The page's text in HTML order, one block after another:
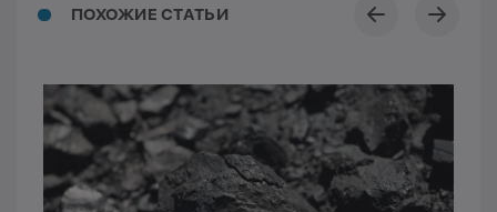
ПОХОЖИЕ СТАТЬИ